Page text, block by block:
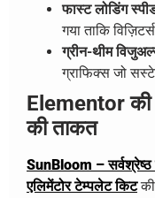
फास्ट लोडिंग
गया ताकि
ग्रीन-थीम
ग्राफिक्स जो
Elementor
की ताकत
SunBloom – सर्वश्रेष्ठ
एलिमेंटोर टेम्पलेट किटकी